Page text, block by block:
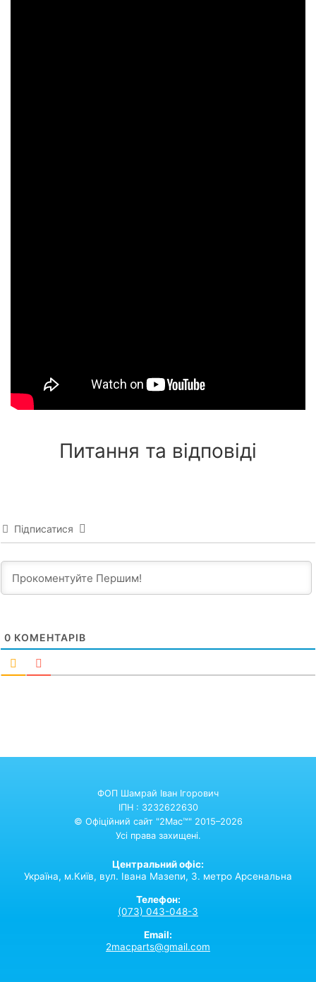
Питання та відповіді
Підписатися
0 КОМЕНТАРІВ
ФОП Шамрай Іван Ігорович
ІПН : 3232622630
© Офіційний сайт "2Mac™" 2015–2026
Усі права захищені.
Центральний офіс:
Україна, м.Київ, вул. Івана Мазепи, 3. метро Арсенальна
Телефон:
(073) 043-048-3
Email:
2macparts@gmail.com